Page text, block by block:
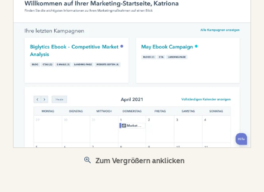
Zum Vergrößern anklicken